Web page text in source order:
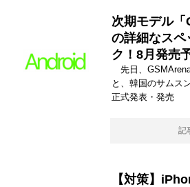
次期モデル「
の詳細なスペ
ク！8月発売
先日、
と、韓国のサムス
正式発表・発売
記
【対策】